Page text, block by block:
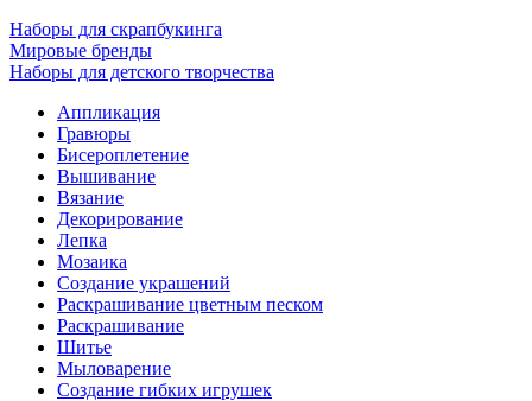
Наборы для скрапбукинга
Мировые бренды
Наборы для детского творчества
Аппликация
Гравюры
Бисероплетение
Вышивание
Вязание
Декорирование
Лепка
Мозаика
Создание украшений
Раскрашивание цветным песком
Раскрашивание
Шитье
Мыловарение
Создание гибких игрушек